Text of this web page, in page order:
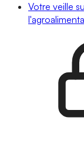
Votre veille